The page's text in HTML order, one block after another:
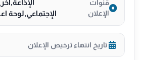
قنوات
الإعلان
الإجتماعي,لوحة
تاريخ انتهاء ترخيص الإعلان